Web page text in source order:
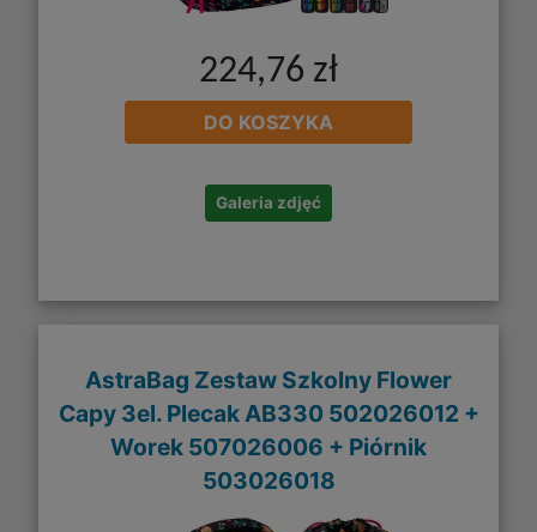
224,76 zł
DO KOSZYKA
Galeria zdjęć
AstraBag Zestaw Szkolny Flower
Capy 3el. Plecak AB330 502026012 +
Worek 507026006 + Piórnik
503026018